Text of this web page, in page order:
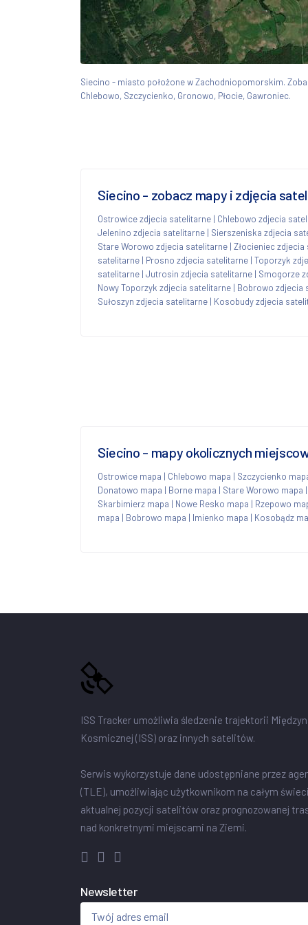
Siecino - miasto położone w Zachodniopomorskim.
Chlebowo, Szczycienko, Gronowo, Płocie, Gawroniec.
Siecino - zobacz mapy i zdjęcia
Ostrowice zdjecia satelitarne | Chlebowo zdjecia
Jelenino zdjecia satelitarne | Sierszeniska zdjecia
Stare Worowo zdjecia satelitarne | Złocieniec
satelitarne | Prosno zdjecia satelitarne | Toporzyk
satelitarne | Jutrosin zdjecia satelitarne | Smogorze
Nowy Toporzyk zdjecia satelitarne | Bobrowo zdjecia
Sułoszyn zdjecia satelitarne | Kosobudy zdjecia
Siecino - mapy okolicznych
Ostrowice mapa | Chlebowo mapa | Szczycienko
Donatowo mapa | Borne mapa | Stare Worowo mapa
Skarbimierz mapa | Nowe Resko mapa | Rzepowo
mapa | Bobrowo mapa | Imienko mapa | Kosobądz
ISS Tracker umożliwia śledzenie trajektorii
Kosmicznej (ISS) oraz innych satelitów.
Serwis wykorzystuje dane udostępniane przez
(TLE), umożliwiając użytkownikom na całym
aktualnej pozycji satelitów oraz prognozowanej
nad konkretnymi miejscami na Ziemi.
Newsletter